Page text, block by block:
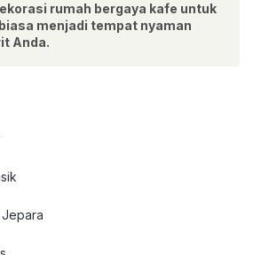
rumah bergaya kafe untuk
menjadi tempat nyaman
Anda.